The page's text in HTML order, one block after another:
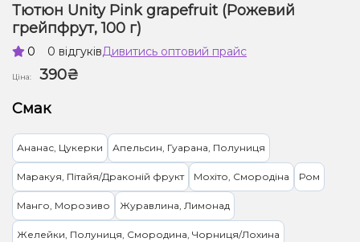
Тютюн Unity Pink grapefruit (Рожевий
грейпфрут, 100 г)
0 0 відгуківДивитись оптовий прайс
Ціна:
390₴
Смак
Ананас, Цукерки Апельсин, Гуарана, Полуниця
Маракуя, Пітайя/Драконій фрукт Мохіто, Смородіна Ром
Манго, Морозиво Журавлина, Лимонад
Желейки, Полуниця, Смородина, Чорниця/Лохина